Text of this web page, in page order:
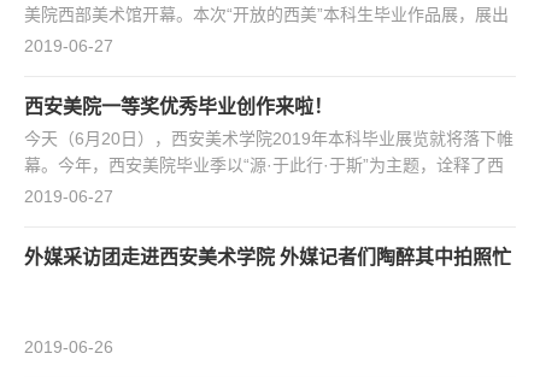
美院西部美术馆开幕。本次“开放的西美”本科生毕业作品展，展出
来自西安美院13个教学单位，21个专业，1500余名本科毕业生精
主题，诠释了西美对每位学子的期望，“源”自西美，“行”于未来，
毕业季既是终点，更是起点，希望每一位从这里走出去的西美人都
能为祖国未来画上美丽的一笔。毕业展以“我...
2019-06-27
西安美院一等奖优秀毕业创作来啦！
今天（6月20日），西安美术学院2019年本科毕业展览就将落下帷
幕。今年，西安美院毕业季以“源·于此行·于斯”为主题，诠释了西
美对每位学子的期望，“源”自西美，“行”于未来，毕业季既是终
位、21个专业、1500余名本科毕业生、共5000余件毕业作品参加
展览。通过打造艺术街区的理念，今年毕业展在西安美术学院和临
2019-06-27
外媒采访团走进西安美术学院 外媒记者们陶醉其中拍照忙
2019-06-26